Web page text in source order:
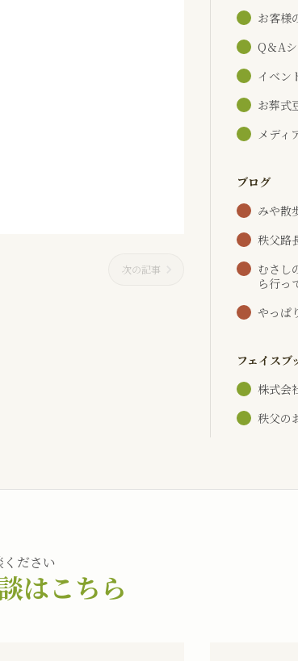
次の記事
お客様
Q＆A
イベン
お葬式
メディ
ブログ
みや散
秩父路
むさし
ら行っ
やっぱ
フェイスブ
株式会
秩父の
ださい
はこちら